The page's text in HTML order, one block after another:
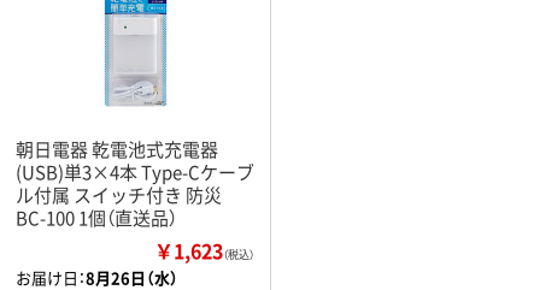
朝日電器 乾電池式充電器
(USB)単3×4本 Type-Cケーブ
ル付属 スイッチ付き 防災
BC-100 1個（直送品）
￥1,623（税込）
お届け日：8月26日（水）